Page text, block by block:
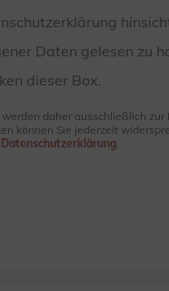
Daten gelesen zu
dieser Box.
daher ausschließlich
können Sie jederzeit
Datenschutzerklärung.